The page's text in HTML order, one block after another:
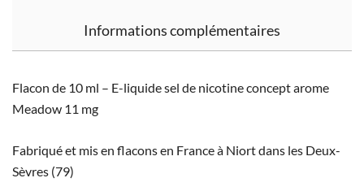
Informations complémentaires
Flacon de 10 ml – E-liquide sel de nicotine concept arome
Meadow 11 mg
Fabriqué et mis en flacons en France à Niort dans les Deux-
Sèvres (79)